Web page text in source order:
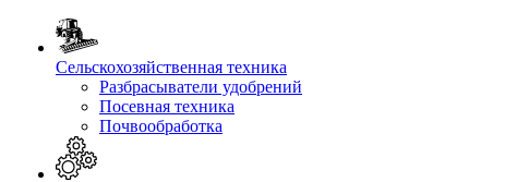
Сельскохозяйственная техника
Разбрасыватели удобрений
Посевная техника
Почвообработка